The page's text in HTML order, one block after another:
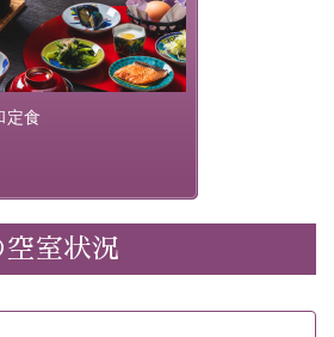
（1部屋につき1枚）
リジナル【フォトフレームカー
につき1枚）
食
料参拝バス（事前予約制）
ニティをご用意
定食
とした和食膳に使わ
は、諏訪の名産品を
に取り入れ、安心・
掛けた長野県産...
空室状況